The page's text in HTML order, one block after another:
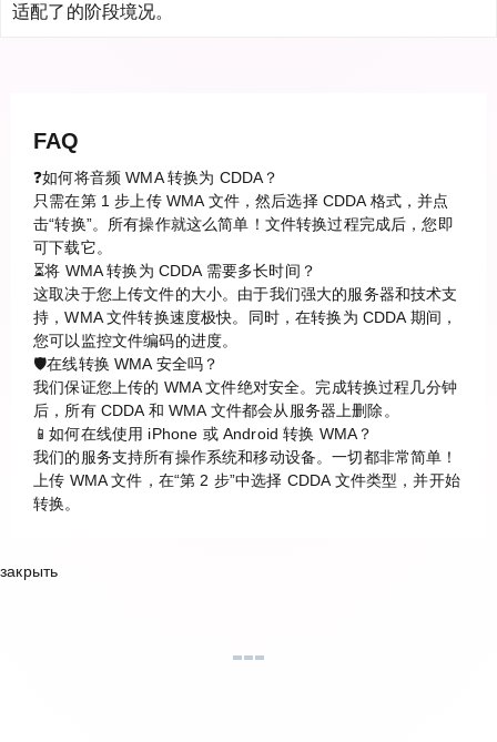
适配了的阶段境况。
FAQ
❓如何将音频 WMA 转换为 CDDA？
只需在第 1 步上传 WMA 文件，然后选择 CDDA 格式，并点
击“转换”。所有操作就这么简单！文件转换过程完成后，您即
可下载它。
⏳将 WMA 转换为 CDDA 需要多长时间？
这取决于您上传文件的大小。由于我们强大的服务器和技术支
持，WMA 文件转换速度极快。同时，在转换为 CDDA 期间，
您可以监控文件编码的进度。
🛡️在线转换 WMA 安全吗？
我们保证您上传的 WMA 文件绝对安全。完成转换过程几分钟
后，所有 CDDA 和 WMA 文件都会从服务器上删除。
📱如何在线使用 iPhone 或 Android 转换 WMA？
我们的服务支持所有操作系统和移动设备。一切都非常简单！
上传 WMA 文件，在“第 2 步”中选择 CDDA 文件类型，并开始
转换。
закрыть